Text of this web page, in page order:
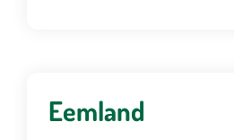
Eemland